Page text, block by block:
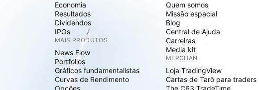
Economia
Resultados
Dividendos
IPOs
MAIS PRODUTOS
News Flow
Portfólios
Gráficos fundamentalistas
Curvas de Rendimento
Opções
Quem somos
Missão espacial
Blog
Central de Ajuda
Carreiras
Media kit
MERCHAN
Loja TradingView
Cartas de Tarô para traders
The C63 TradeTime